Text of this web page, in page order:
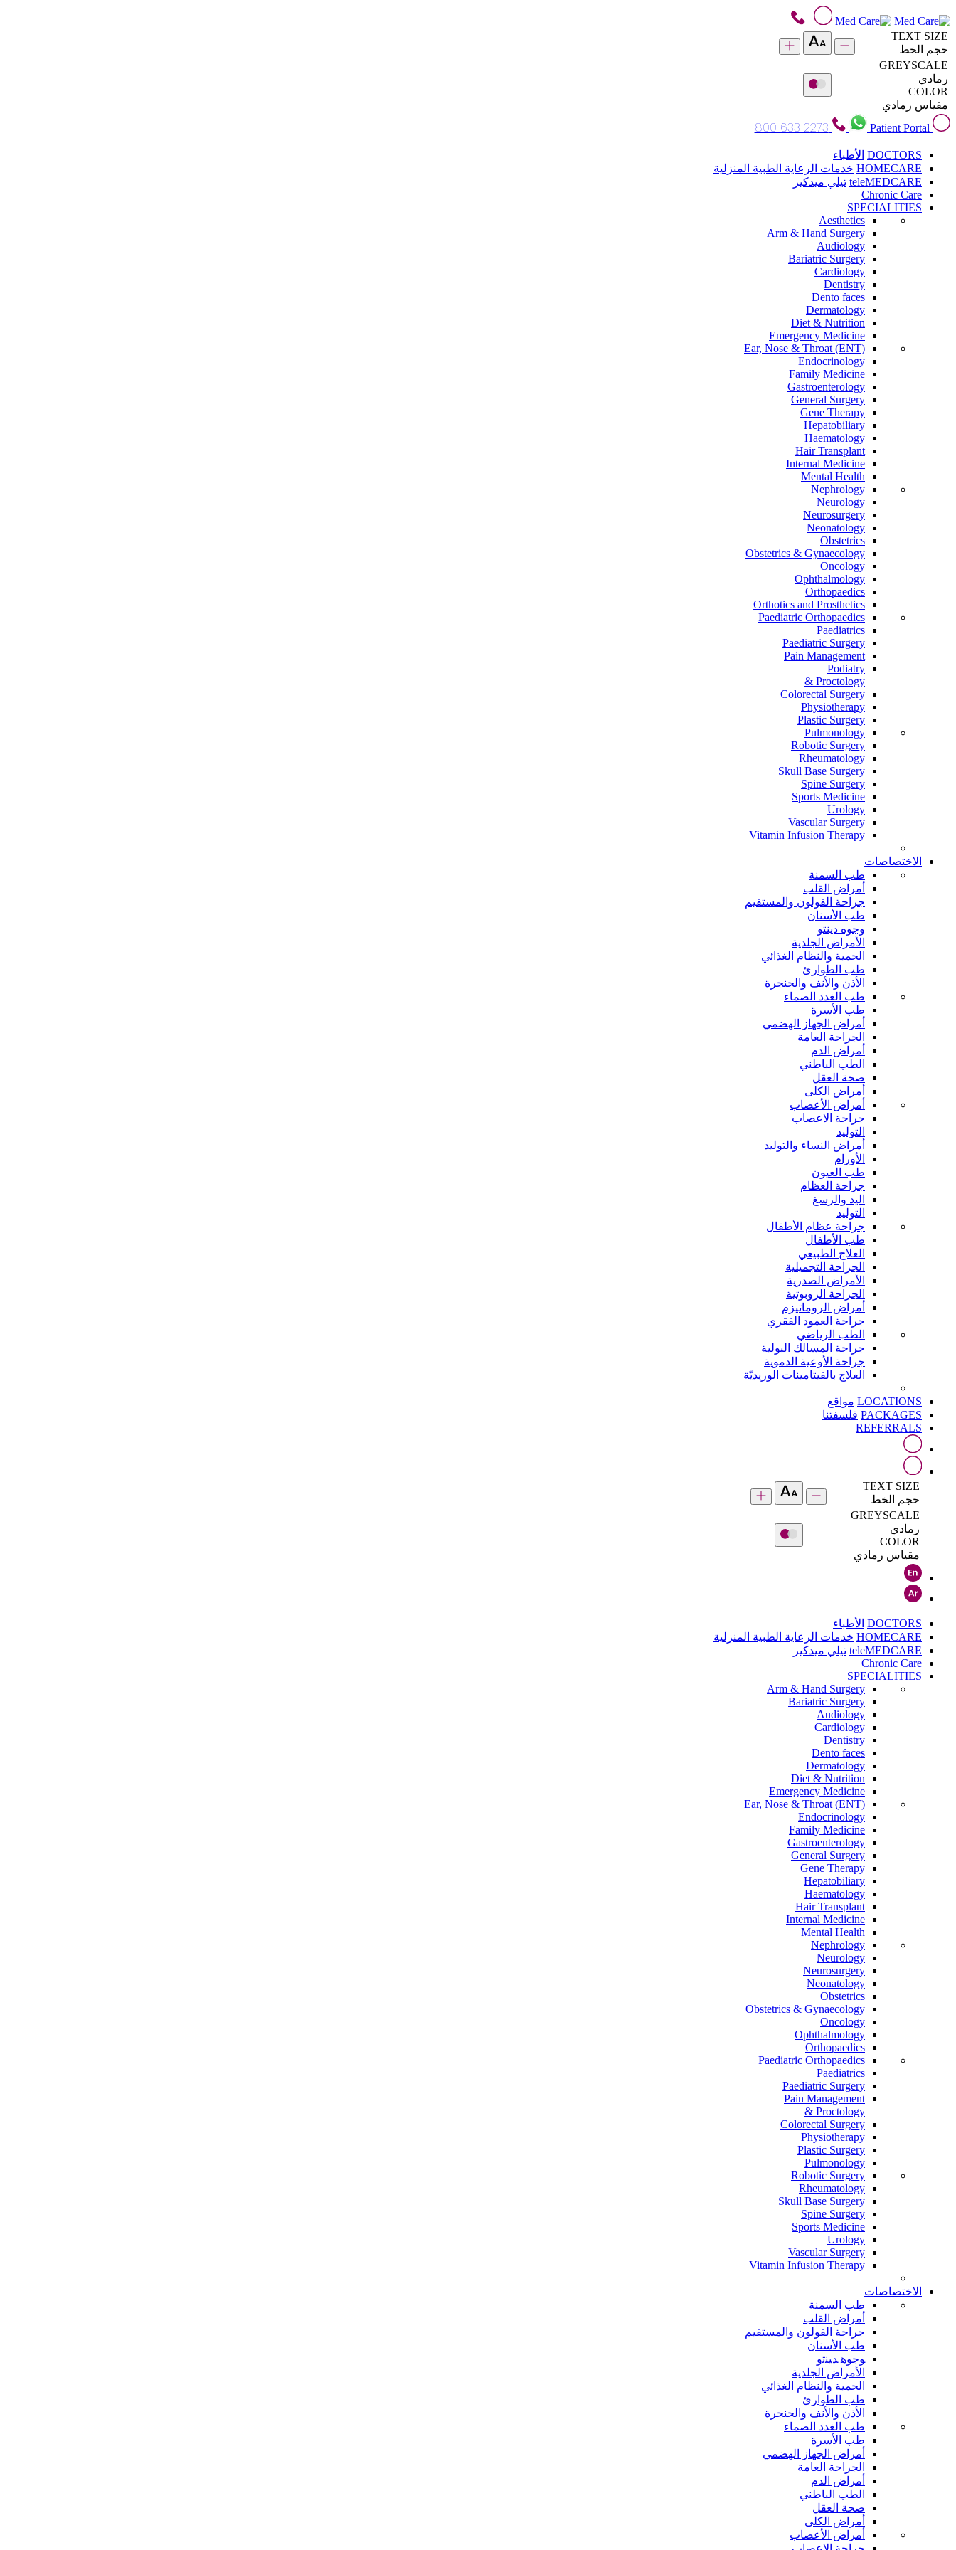
TEXT SIZE
حجم الخط
GREYSCALE
رمادي
COLOR
مقياس رمادي
Patient Portal
800 633 2273
DOCTORS الأطباء
HOMECARE خدمات الرعاية الطبية المنزلية
teleMEDCARE تيلي ميدكير
Chronic Care
SPECIALITIES
Aesthetics
Arm & Hand Surgery
Audiology
Bariatric Surgery
Cardiology
Dentistry
Dento faces
Dermatology
Diet & Nutrition
Emergency Medicine
Ear, Nose & Throat (ENT)
Endocrinology
Family Medicine
Gastroenterology
General Surgery
Gene Therapy
Hepatobiliary
Haematology
Hair Transplant
Internal Medicine
Mental Health
Nephrology
Neurology
Neurosurgery
Neonatology
Obstetrics
Obstetrics & Gynaecology
Oncology
Ophthalmology
Orthopaedics
Orthotics and Prosthetics
Paediatric Orthopaedics
Paediatrics
Paediatric Surgery
Pain Management
Podiatry
Proctology &
Colorectal Surgery
Physiotherapy
Plastic Surgery
Pulmonology
Robotic Surgery
Rheumatology
Skull Base Surgery
Spine Surgery
Sports Medicine
Urology
Vascular Surgery
Vitamin Infusion Therapy
الاختصاصات
طب السمنة
أمراض القلب
جراحة القولون والمستقيم
طب الأسنان
وجوه دينتو
الأمراض الجلدية
الحمية والنظام الغذائي
طب الطوارئ
الأذن والأنف والحنجرة
طب الغدد الصماء
طب الأسرة
أمراض الجهاز الهضمي
الجراحة العامة
أمراض الدم
الطب الباطني
صحة العقل
أمراض الكلى
أمراض الأعصاب
جراحة الاعصاب
التوليد
أمراض النساء والتوليد
الأورام
طب العيون
جراحة العظام
اليد والرسغ
التوليد
جراحة عظام الأطفال
طب الأطفال
العلاج الطبيعي
الجراحة التجميلية
الأمراض الصدرية
الجراحة الروبوتية
أمراض الروماتيزم
جراحة العمود الفقري
الطب الرياضي
جراحة المسالك البولية
جراحة الأوعية الدموية
العلاج بالفيتامينات الوريديّة
LOCATIONS مواقع
PACKAGES فلسفتنا
REFERRALS
TEXT SIZE
حجم الخط
GREYSCALE
رمادي
COLOR
مقياس رمادي
DOCTORS الأطباء
HOMECARE خدمات الرعاية الطبية المنزلية
teleMEDCARE تيلي ميدكير
Chronic Care
SPECIALITIES
Arm & Hand Surgery
Bariatric Surgery
Audiology
Cardiology
Dentistry
Dento faces
Dermatology
Diet & Nutrition
Emergency Medicine
Ear, Nose & Throat (ENT)
Endocrinology
Family Medicine
Gastroenterology
General Surgery
Gene Therapy
Hepatobiliary
Haematology
Hair Transplant
Internal Medicine
Mental Health
Nephrology
Neurology
Neurosurgery
Neonatology
Obstetrics
Obstetrics & Gynaecology
Oncology
Ophthalmology
Orthopaedics
Paediatric Orthopaedics
Paediatrics
Paediatric Surgery
Pain Management
Proctology &
Colorectal Surgery
Physiotherapy
Plastic Surgery
Pulmonology
Robotic Surgery
Rheumatology
Skull Base Surgery
Spine Surgery
Sports Medicine
Urology
Vascular Surgery
Vitamin Infusion Therapy
الاختصاصات
طب السمنة
أمراض القلب
جراحة القولون والمستقيم
طب الأسنان
ﻮﺟﻮﻫ ﺪﻴﻨﺗﻭ
الأمراض الجلدية
الحمية والنظام الغذائي
طب الطوارئ
الأذن والأنف والحنجرة
طب الغدد الصماء
طب الأسرة
أمراض الجهاز الهضمي
الجراحة العامة
أمراض الدم
الطب الباطني
صحة العقل
أمراض الكلى
أمراض الأعصاب